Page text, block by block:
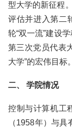
型大学的新征程
评估并进入第二
轮“双一流”建设
第三次党员代表
大学”的宏伟目标。
二、 学院情况
控制与计算机工
（1958年）与